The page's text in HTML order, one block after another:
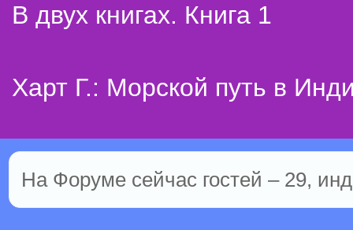
В двух книгах. Книга 1
Харт Г.: Морской путь в
На Форуме сейчас гостей – 29,